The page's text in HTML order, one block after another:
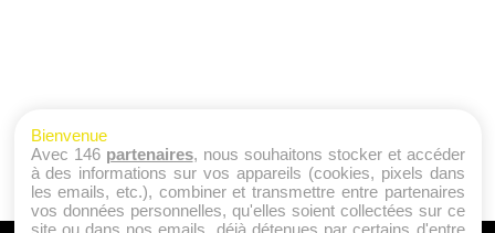
Bienvenue
Avec 146 partenaires, nous souhaitons stocker et accéder
à des informations sur vos appareils (cookies, pixels dans
les emails, etc.), combiner et transmettre entre partenaires
vos données personnelles, qu'elles soient collectées sur ce
site ou dans nos emails, déjà détenues par certains d'entre